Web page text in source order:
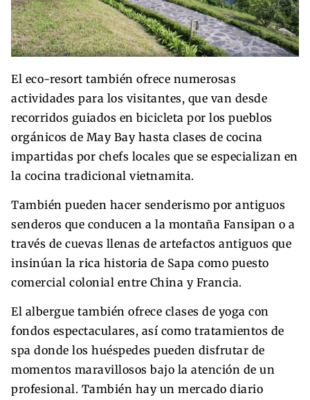
El eco-resort también ofrece numerosas
actividades para los visitantes, que van desde
recorridos guiados en bicicleta por los pueblos
orgánicos de May Bay hasta clases de cocina
impartidas por chefs locales que se especializan en
la cocina tradicional vietnamita.
También pueden hacer senderismo por antiguos
senderos que conducen a la montaña Fansipan o a
través de cuevas llenas de artefactos antiguos que
insinúan la rica historia de Sapa como puesto
comercial colonial entre China y Francia.
El albergue también ofrece clases de yoga con
fondos espectaculares, así como tratamientos de
spa donde los huéspedes pueden disfrutar de
momentos maravillosos bajo la atención de un
profesional. También hay un mercado diario